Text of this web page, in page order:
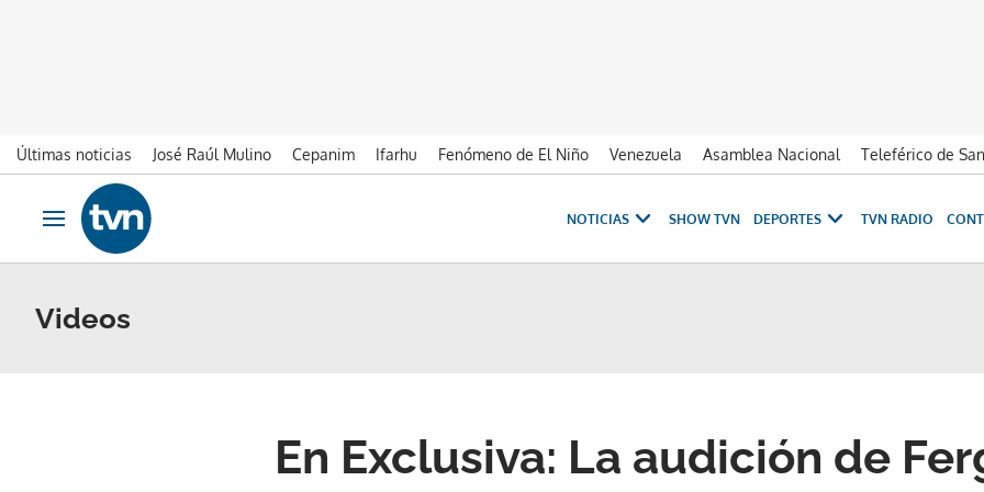
Últimas noticias José Raúl Mulino Cepanim Ifarhu Fenómeno de El Niño Venezuela Asamblea Nacional Teleférico de
Ir al contenido
Obrir navegació
NOTICIAS SHOW TVN DEPORTES TVN RADIO
Videos
En Exclusiva: La audición de